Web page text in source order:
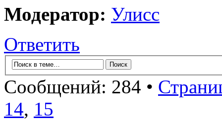
Модератор: Улисс
Ответить
Сообщений: 284 •
14, 15